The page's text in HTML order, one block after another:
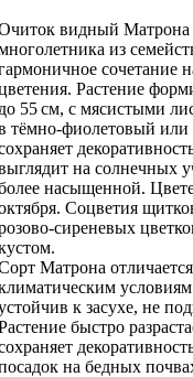
видный Матрона
из
Растение
55 см, с мясистыми
тёмно-фиолетовый или
на солнечных
насыщенной.
Соцветия
сиреневых
Матрона
к засухе, не
быстро
на бедных